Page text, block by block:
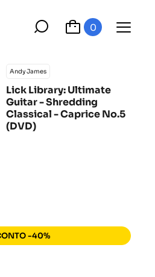
0
Andy James
Lick Library: Ultimate
Guitar - Shredding
Classical - Caprice No.5
(DVD)
-40%